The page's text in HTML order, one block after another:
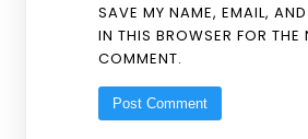
SAVE MY NAME, EMAIL,
IN THIS BROWSER FOR THE
COMMENT.